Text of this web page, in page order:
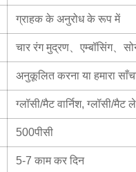
ग्राहक के अनुरोध के रूप में
चार रंग मुद्रण、एम्बॉसिंग、
अनुकूलित करना या हमारा
ग्लॉसी/मैट वार्निश, ग्लॉसी/
500पीसी
5-7 काम कर दिन